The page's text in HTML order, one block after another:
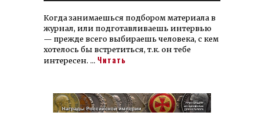
Когда занимаешься подбором материала в
журнал, или подготавливаешь интервью
— прежде всего выбираешь человека, с кем
хотелось бы встретиться, т.к. он тебе
интересен. … Читать